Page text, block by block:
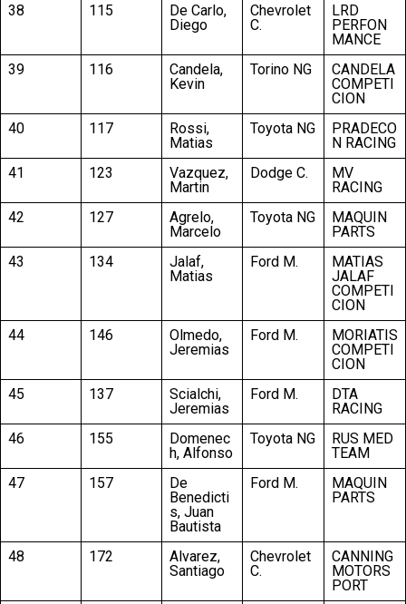
38
115
De Carlo,
Diego
Chevrolet
C.
LRD
PERFON
MANCE
39
116
Candela,
Kevin
Torino NG
CANDELA
COMPETI
CION
40
117
Rossi,
Matias
Toyota NG
PRADECO
N RACING
41
123
Vazquez,
Martin
Dodge C.
MV
RACING
42
127
Agrelo,
Marcelo
Toyota NG
MAQUIN
PARTS
43
134
Jalaf,
Matias
Ford M.
MATIAS
JALAF
COMPETI
CION
44
146
Olmedo,
Jeremias
Ford M.
MORIATIS
COMPETI
CION
45
137
Scialchi,
Jeremias
Ford M.
DTA
RACING
46
155
Domenec
h, Alfonso
Toyota NG
RUS MED
TEAM
47
157
De
Benedicti
s, Juan
Bautista
Ford M.
MAQUIN
PARTS
48 172
Alvarez,
Santiago
Chevrolet
C.
CANNING
MOTORS
PORT